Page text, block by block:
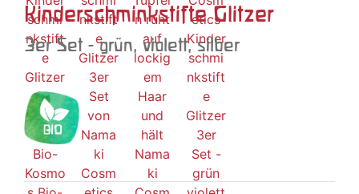
Kinderschminkstifte Glitzer
3er Set - grün, violett, silber